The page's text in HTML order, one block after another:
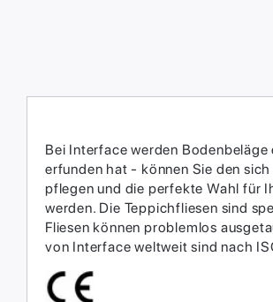
Bei Interface werden
erfunden hat - können Sie den
pflegen und die perfekte Wahl für
werden.​ Die Teppichfliesen sind
Fliesen können problemlos
von Interface weltweit sind nach